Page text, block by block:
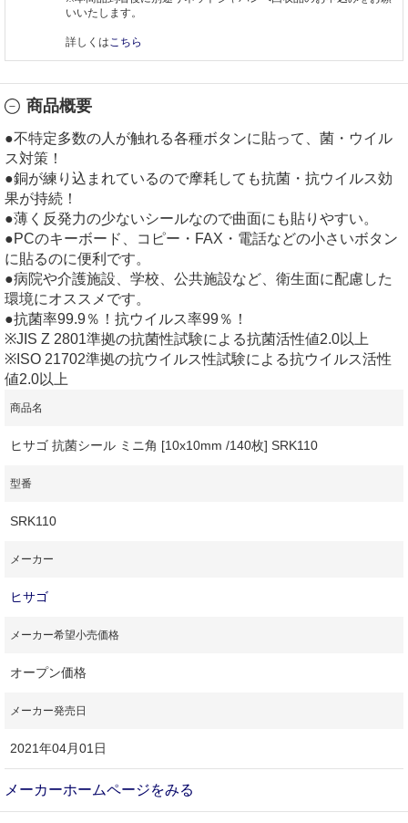
いいたします。
詳しくは こちら
商品概要
●不特定多数の人が触れる各種ボタンに貼って、菌・ウイル
ス対策！
●銅が練り込まれているので摩耗しても抗菌・抗ウイルス効
果が持続！
●薄く反発力の少ないシールなので曲面にも貼りやすい。
●PCのキーボード、コピー・FAX・電話などの小さいボタン
に貼るのに便利です。
●病院や介護施設、学校、公共施設など、衛生面に配慮した
環境にオススメです。
●抗菌率99.9％！抗ウイルス率99％！
※JIS Z 2801準拠の抗菌性試験による抗菌活性値2.0以上
※ISO 21702準拠の抗ウイルス性試験による抗ウイルス活性
値2.0以上
商品名
ヒサゴ 抗菌シール ミニ角 [10x10mm /140枚] SRK110
型番
SRK110
メーカー
ヒサゴ
メーカー希望小売価格
オープン価格
メーカー発売日
2021年04月01日
メーカーホームページをみる